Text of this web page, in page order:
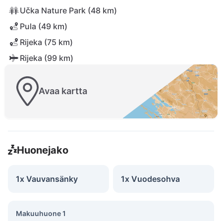
Učka Nature Park (48 km)
Pula (49 km)
Rijeka (75 km)
Rijeka (99 km)
Avaa kartta
Huonejako
1x Vauvansänky 1x Vuodesohva
Makuuhuone 1